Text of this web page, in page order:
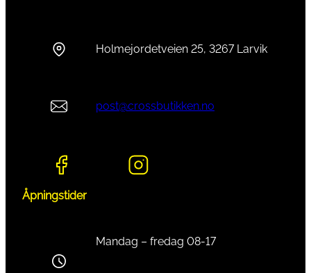
Holmejordetveien 25, 3267 Larvik
post@crossbutikken.no
Åpningstider
Mandag – fredag 08-17